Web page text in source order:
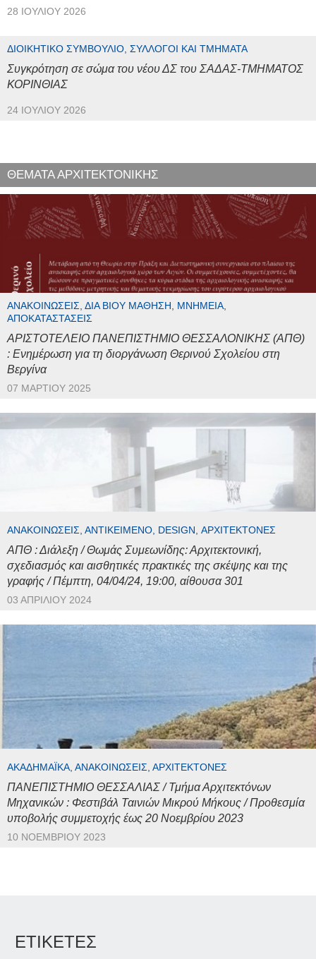
28 ΙΟΥΛΊΟΥ 2026
ΔΙΟΙΚΗΤΙΚΌ ΣΥΜΒΟΎΛΙΟ, ΣΎΛΛΟΓΟΙ ΚΑΙ ΤΜΉΜΑΤΑ
Συγκρότηση σε σώμα του νέου ΔΣ του ΣΑΔΑΣ-ΤΜΗΜΑΤΟΣ
ΚΟΡΙΝΘΙΑΣ
24 ΙΟΥΛΊΟΥ 2026
ΘΕΜΑΤΑ ΑΡΧΙΤΕΚΤΟΝΙΚΗΣ
ΑΝΑΚΟΙΝΏΣΕΙΣ, ΔΙΆ ΒΊΟΥ ΜΆΘΗΣΗ, ΜΝΗΜΕΊΑ,
ΑΠΟΚΑΤΑΣΤΆΣΕΙΣ
ΑΡΙΣΤΟΤΕΛΕΙΟ ΠΑΝΕΠΙΣΤΗΜΙΟ ΘΕΣΣΑΛΟΝΙΚΗΣ (ΑΠΘ)
: Ενημέρωση για τη διοργάνωση Θερινού Σχολείου στη
Βεργίνα
07 ΜΑΡΤΊΟΥ 2025
ΑΝΑΚΟΙΝΏΣΕΙΣ, ΑΝΤΙΚΕΊΜΕΝΟ, DESIGN, ΑΡΧΙΤΈΚΤΟΝΕΣ
ΑΠΘ : Διάλεξη / Θωμάς Συμεωνίδης: Αρχιτεκτονική,
σχεδιασμός και αισθητικές πρακτικές της σκέψης και της
γραφής / Πέμπτη, 04/04/24, 19:00, αίθουσα 301
03 ΑΠΡΙΛΊΟΥ 2024
ΑΚΑΔΗΜΑΪΚΆ, ΑΝΑΚΟΙΝΏΣΕΙΣ, ΑΡΧΙΤΈΚΤΟΝΕΣ
ΠΑΝΕΠΙΣΤΗΜΙΟ ΘΕΣΣΑΛΙΑΣ / Τμήμα Αρχιτεκτόνων
Μηχανικών : Φεστιβάλ Ταινιών Μικρού Μήκους / Προθεσμία
υποβολής συμμετοχής έως 20 Νοεμβρίου 2023
10 ΝΟΕΜΒΡΊΟΥ 2023
ΕΤΙΚΕΤΕΣ